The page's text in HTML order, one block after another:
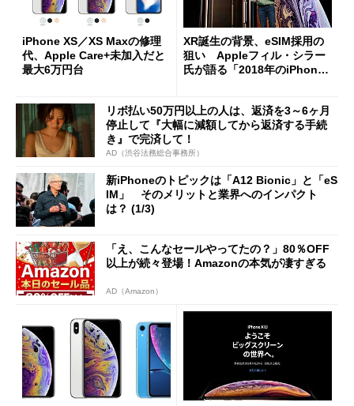
iPhone XS／XS Maxの修理
代、Apple Care+未加入だと
最大6万円台
XR誕生の背景、eSIM採用の
狙い Appleフィル・シラー
氏が語る「2018年のiPhon
リボ払い50万円以上の人は、返済を3～6ヶ月
停止して『大幅に減額してから返済する手続
き』で完済して！
AD（渋谷法務総合事務所）
新iPhoneのトピックは「A12 Bionic」と「eS
IM」 そのメリットと業界へのインパクト
は？ (1/3)
「え、こんなセールやってたの？」80％OFF
以上が続々登場！Amazonの本気が凄すぎる
AD（Amazon）